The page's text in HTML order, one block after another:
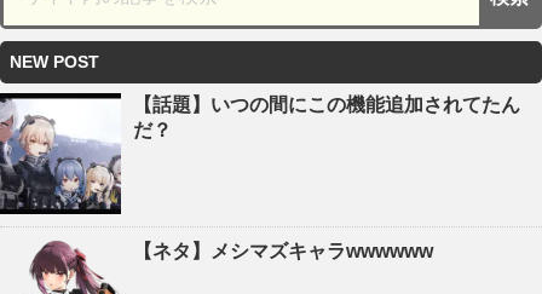
NEW POST
【話題】いつの間にこの機能追加されてたん
だ？
【ネタ】メシマズキャラwwwwww